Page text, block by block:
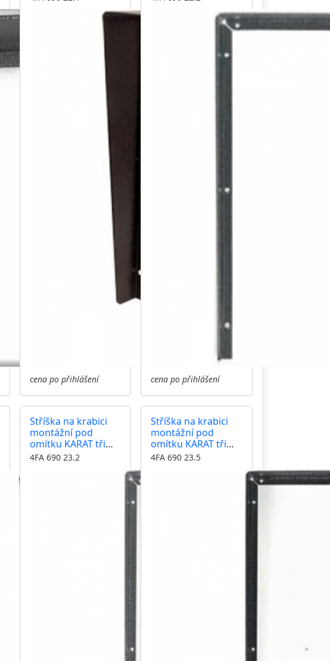
cena po přihlášení cena po přihlášení
Stříška na krabici
montážní pod
omítku KARAT tři
moduly vertikální
4FA 690 23.2
Stříška na krabici
montážní pod
omítku KARAT tři
moduly vertikální
4FA 690 23.5